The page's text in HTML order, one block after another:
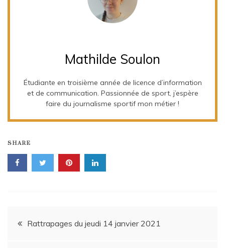
Mathilde Soulon
Étudiante en troisième année de licence d’information
et de communication. Passionnée de sport, j’espère
faire du journalisme sportif mon métier !
SHARE
Navigation
Rattrapages du jeudi 14 janvier 2021